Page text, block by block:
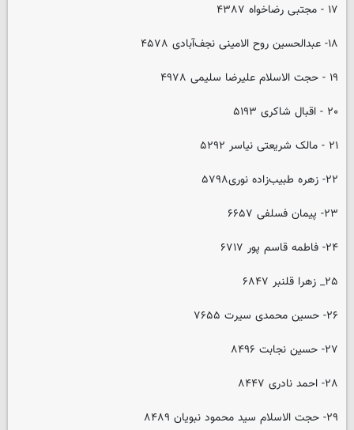
۱۷ - مجتبی رضاخواه ۴۳۸۷
۱۸- عبدالحسین روح الامینی نجف‌آبادی ۴۵۷۸
۱۹ - حجت الاسلام علیرضا سلیمی ۴۹۷۸
۲۰ - اقبال شاکری ۵۱۹۳
۲۱ - مالک شریعتی نیاسر ۵۲۹۲
۲۲- زهره طبیب‌زاده نوری۵۷۹۸
۲۳- پیمان فسلفی ۶۶۵۷
۲۴- فاطمه قاسم پور ۶۷۱۷
۲۵_ زهرا قلنبر ۶۸۴۷
۲۶- حسین محمدی سیرت ۷۶۵۵
۲۷- حسین نجابت ۸۴۹۶
۲۸- احمد نادری ۸۴۴۷
۲۹- حجت الاسلام سید محمود نبویان ۸۴۸۹